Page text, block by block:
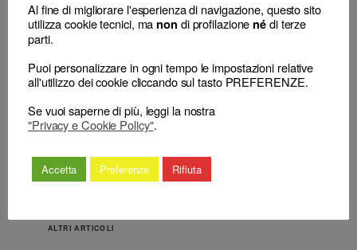
← Impugnazione
delle decisioni
applica il principio
della tipicità degli
Il COA di Roma indirizza alla commissione
la ripartizione dei compiti tra il Consiglio
Nazionale Forense e gli Ordini territoriali in
ALTRI ARTICOLI
Al fine di migliorare l'esperienza di navigazione, questo sito
utilizza cookie tecnici, ma non di profilazione nédi terze
parti.
Puoi personalizzare in ogni tempo le impostazioni relative
all'utilizzo dei cookie cliccando sul tasto PREFERENZE.
Se vuoi saperne di più, leggi la nostra
"Privacy e Cookie Policy".
Accetta Preferenze Rifiuta